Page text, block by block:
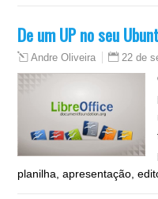
De um UP no seu
Andre Oliveira 22 de
planilha, apresentação,